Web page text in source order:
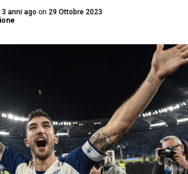
3 anni ago on 29 Ottobre 2023